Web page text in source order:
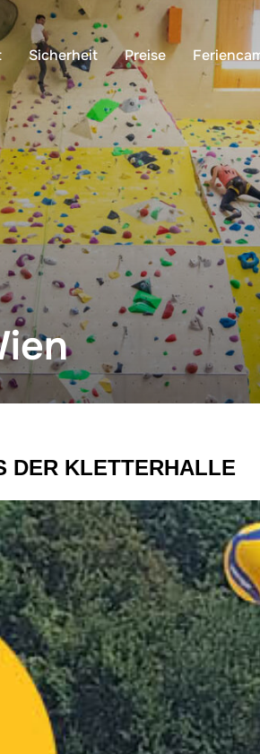
Sicherheit Preise
DER KLETTERHALLE